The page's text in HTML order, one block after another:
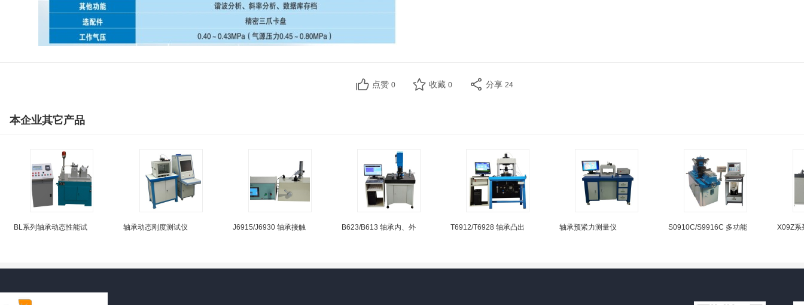
点赞 0 收藏 0 分享 24
本企业其它产品
BL系列轴承动态性能试 轴承动态刚度测试仪 J6915/J6930 轴承接触 B623/B613 轴承内、外 T6912/T6928 轴承凸出 轴承预紧力测量仪 S0910C/S9916C 多功能 X09Z系